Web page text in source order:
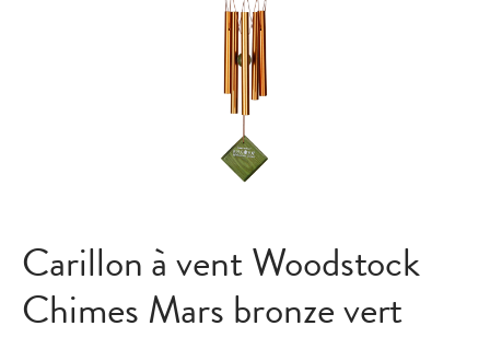
Carillon à vent Woodstock
Chimes Mars bronze vert